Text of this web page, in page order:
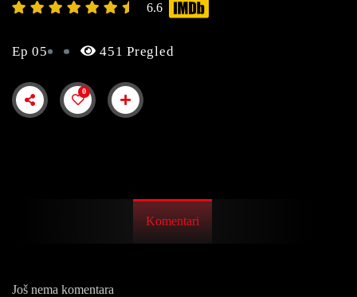
6.6
Ep 05 451 Pregled
0
Komentari
Još nema komentara